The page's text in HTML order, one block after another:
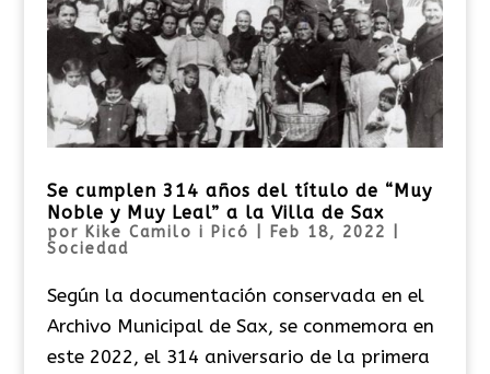
Se cumplen 314 años del título de “Muy
Noble y Muy Leal” a la Villa de Sax
por Kike Camilo i Picó Feb 18, 2022
Sociedad
Según la documentación conservada en el
Archivo Municipal de Sax, se conmemora en
este 2022, el 314 aniversario de la primera